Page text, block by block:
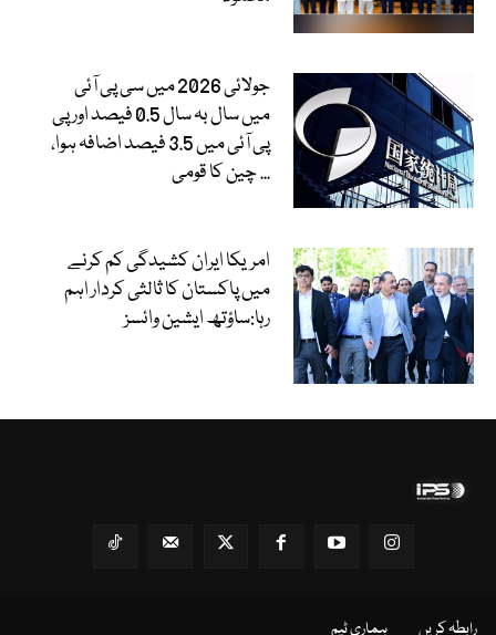
جولائی 2026 میں سی پی آئی
میں سال بہ سال 0.5 فیصد اور پی
پی آئی میں 3.5 فیصد اضافہ ہوا،
چین کا قومی...
امریکا ایران کشیدگی کم کرنے
میں پاکستان کا ثالثی کردار اہم
رہا:ساؤتھ ایشین وائسز
رابطہ کریں ہماری ٹیم